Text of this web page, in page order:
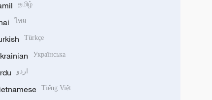
தமிழ்
ไทย
Türkçe
Українська
اردو
Tiếng Việt